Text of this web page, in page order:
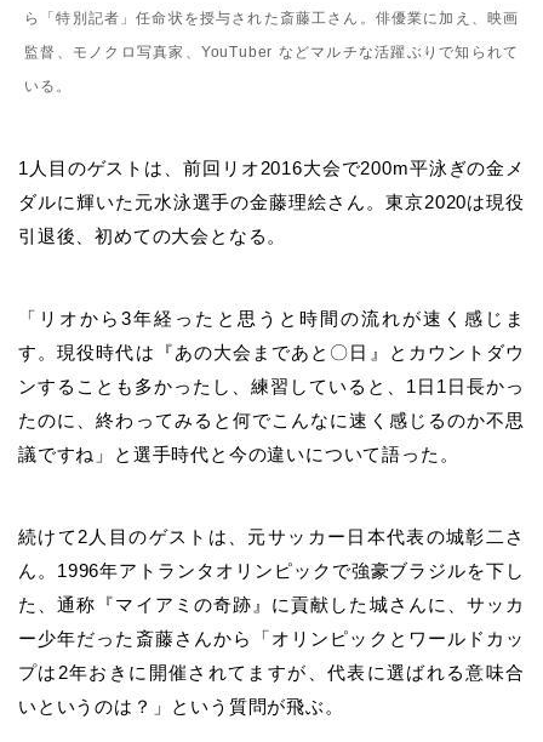
ら「特別記者」任命状を授与された斎藤工さん。俳優業に加え、映画
監督、モノクロ写真家、YouTuber などマルチな活躍ぶりで知られて
いる。
1 人目のゲストは、前回リオ2016大会で200m平泳ぎの金メ
ダルに輝いた元水泳選手の金藤理絵さん。東京2020は現役
引退後、初めての大会となる。
「リオから3年経ったと思うと時間の流れが速く感じま
す。現役時代は『あの大会まであと〇日』とカウントダウ
ンすることも多かったし、練習していると、 1 日1日長かっ
たのに、終わってみると何でこんなに速く感じるのか不思
議ですね」と選手時代と今の違いについて語った。
続けて 2 人目のゲストは、元サッカー日本代表の城彰二さ
ん。 1996年アトランタオリンピックで強豪ブラジルを下し
た、通称『マイアミの奇跡』に貢献した城さんに、サッカ
ー少年だった斎藤さんから「オリンピックとワールドカッ
プは 2年おきに開催されてますが、代表に選ばれる意味合
いというのは？」という質問が飛ぶ。